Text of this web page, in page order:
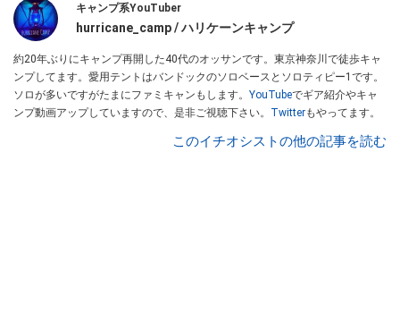
キャンプ系YouTuber
hurricane_camp / ハリケーンキャンプ
約20年ぶりにキャンプ再開した40代のオッサンです。東京神奈川で徒歩キャ
ンプしてます。愛用テントはバンドックのソロベースとソロティピー1です。
ソロが多いですがたまにファミキャンもします。 YouTubeでギア紹介やキャ
ンプ動画アップしていますので、是非ご視聴下さい。 Twitterもやってます。
このイチオシストの他の記事を読む